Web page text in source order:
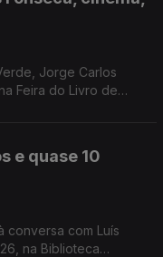
Jorge Carlos
Feira do Livro de
e quase 10
conversa com Luís
na Biblioteca